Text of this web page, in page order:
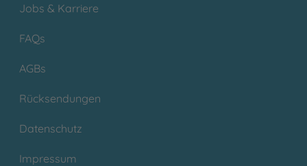
Jobs & Karriere
FAQs
AGBs
Rücksendungen
Datenschutz
Impressum